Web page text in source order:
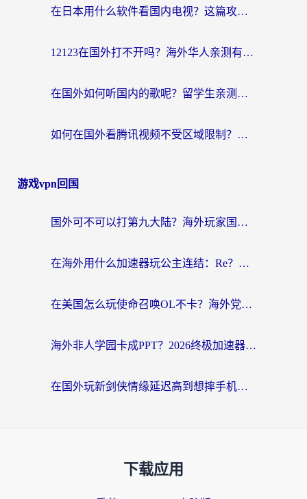
在日本用什么软件看国内电视？这篇攻略帮你告别地域限制
12123在国外打不开吗？海外华人亲测有效的回国加速方案
在国外如何听国内的歌呢？留学生亲测有效的回国加速方案
如何在国外看腾讯视频不受区域限制？留学生亲测有效的回国加速指南
游戏vpn回国
国外可不可以打第九大陆？海外玩家国服畅玩终极指南（附3大热门游戏解决妙招）
在海外用什么加速器玩公主连结：Re？老玩家亲测的稳定方案来了
在美国怎么玩使命召唤OL不卡？海外党亲测有效的国服游戏加速器指南
海外非人学园卡成PPT？2026终极加速器指南：从暗区突围到王国纪元，一篇搞定
在国外玩新剑侠情缘延迟高到想摔手机？海外玩家亲测有效的加速器选择指南
下载应用